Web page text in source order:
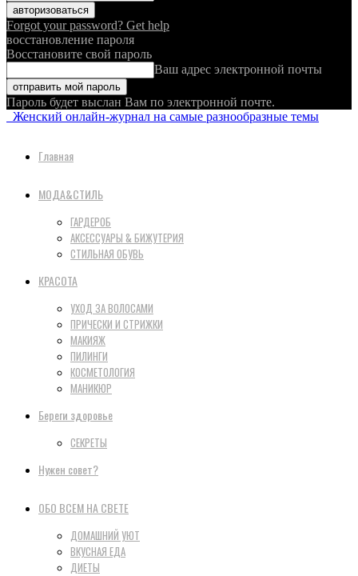
Forgot your password? Get help
восстановление пароля
Восстановите свой пароль
Ваш адрес электронной почты
Пароль будет выслан Вам по электронной почте.
Женский онлайн-журнал на самые разнообразные темы
Главная
МОДА&СТИЛЬ
ГАРДЕРОБ
АКСЕССУАРЫ & БИЖУТЕРИЯ
СТИЛЬНАЯ ОБУВЬ
КРАСОТА
УХОД ЗА ВОЛОСАМИ
ПРИЧЕСКИ И СТРИЖКИ
МАКИЯЖ
ПИЛИНГИ
КОСМЕТОЛОГИЯ
МАНИКЮР
Береги здоровье
СЕКРЕТЫ
Нужен совет?
ОБО ВСЕМ НА СВЕТЕ
ДОМАШНИЙ УЮТ
ВКУСНАЯ ЕДА
ДИЕТЫ